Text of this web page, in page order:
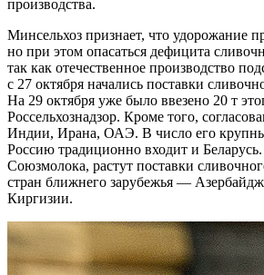
производства.
Минсельхоз признает, что удорожание
но при этом опасаться дефицита
так как отечественное производство
с 27 октября начались поставки
На 29 октября уже было ввезено 20 т
Россельхознадзор. Кроме того,
Индии, Ирана, ОАЭ. В число его
Россию традиционно входит и
Союзмолока, растут поставки
стран ближнего зарубежья —
Киргизии.